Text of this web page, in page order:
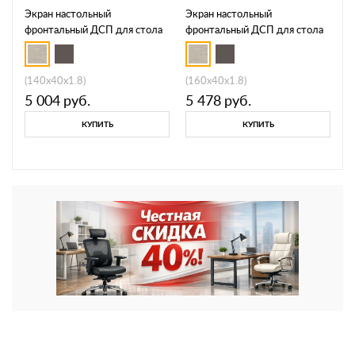
Экран настольный
фронтальный ДСП для стола
МР А 814
(140x40x1.8)
5 004 руб.
КУПИТЬ
Экран настольный
фронтальный ДСП для стола
МР А 815
(160x40x1.8)
5 478 руб.
КУПИТЬ